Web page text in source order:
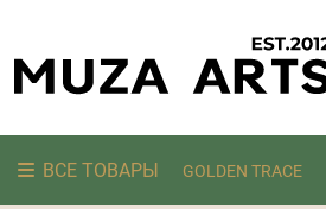
ВСЕ ТОВАРЫ GOLDEN TRACE